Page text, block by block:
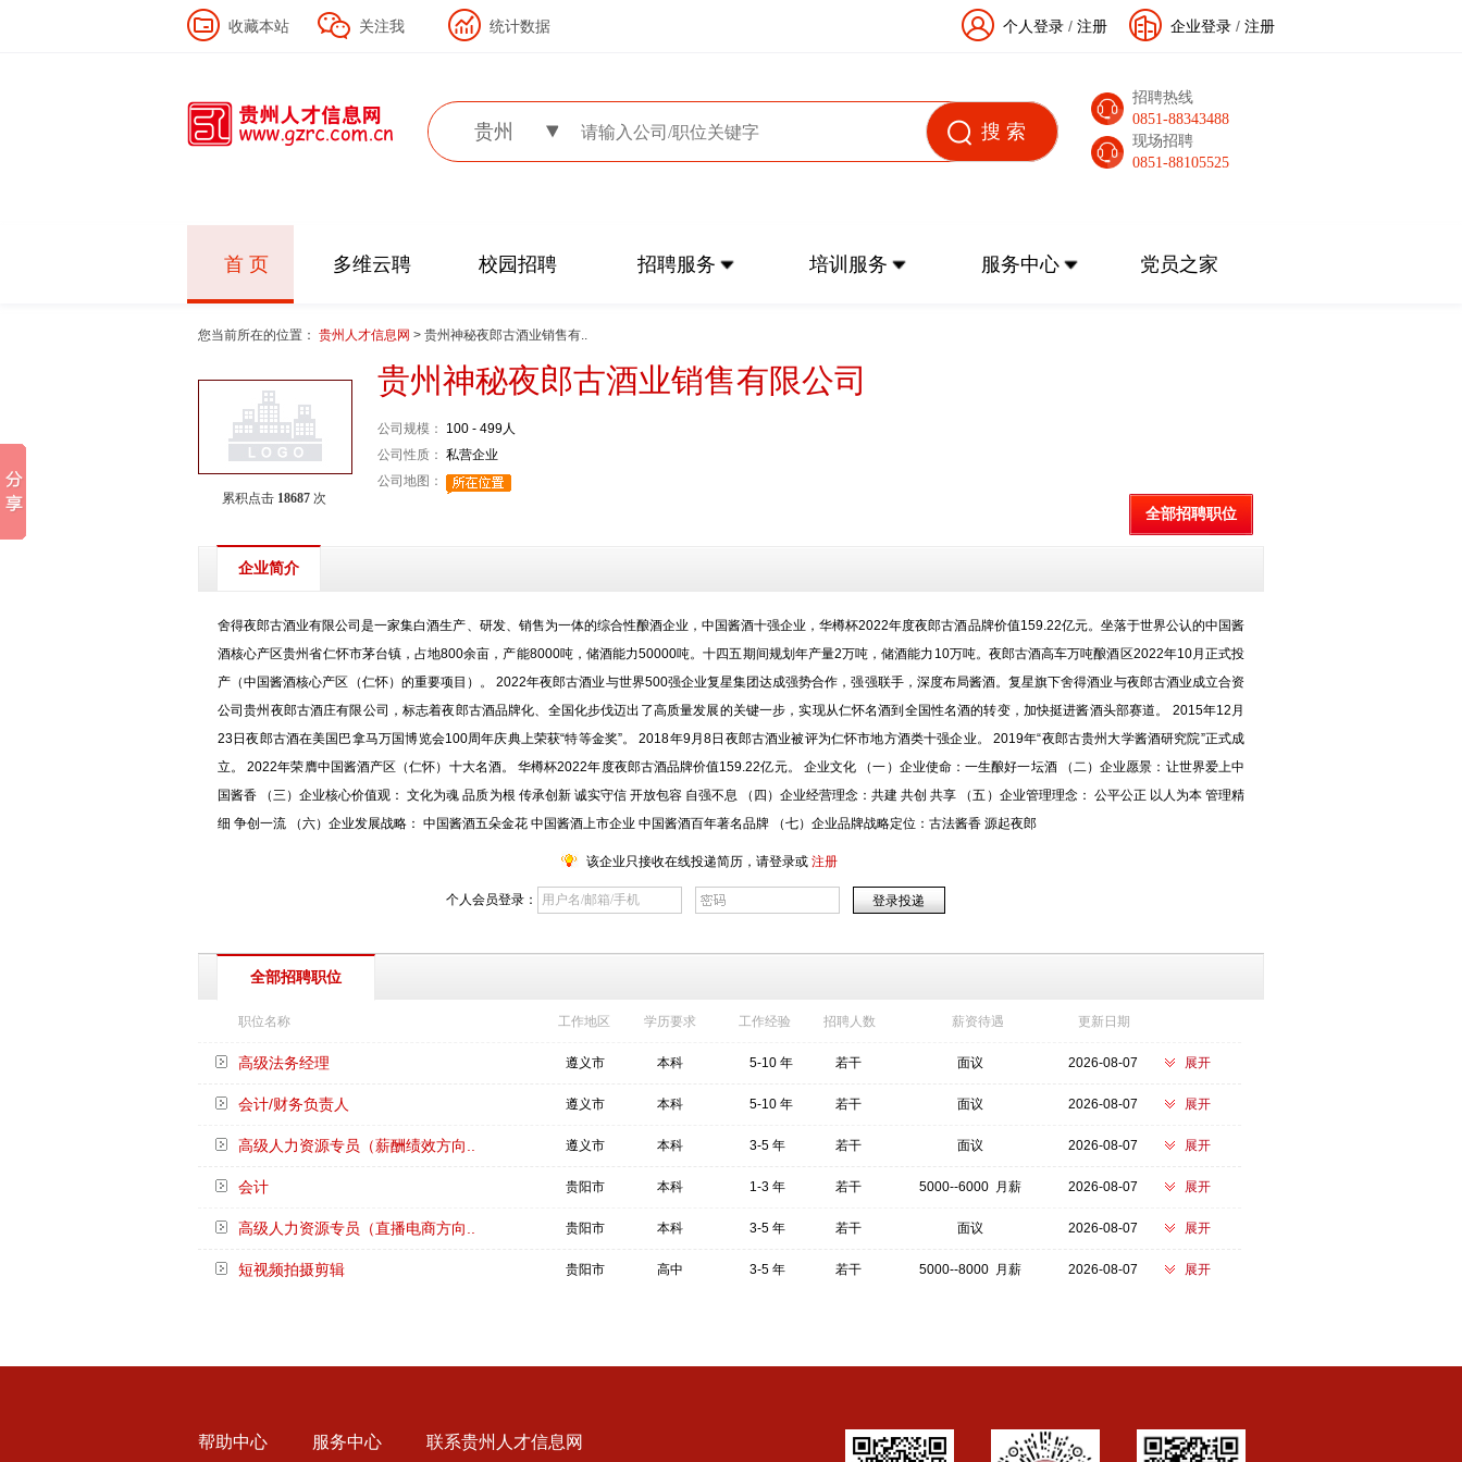
收藏本站 关注我 统计数据 企业登录 / 注册
个人登录 / 注册
贵州
招聘热线
0851-88343488
现场招聘
0851-88105525
首 页 多维云聘 校园招聘 招聘服务 培训服务 服务中心 党员之家
您当前所在的位置： 贵州人才信息网 > 贵州神秘夜郎古酒业销售有..
累积点击 18687 次
贵州神秘夜郎古酒业销售有限公司
公司规模：
100 - 499人
公司性质： 私营企业
公司地图：
全部招聘职位
企业简介
舍得夜郎古酒业有限公司是一家集白酒生产、研发、销售为一体的综合性酿酒企业，中国酱酒十强企业，华樽杯2022年度夜郎古酒品牌价值159.22亿元。坐落于世界公认的中国酱
酒核心产区贵州省仁怀市茅台镇，占地800余亩，产能8000吨，储酒能力50000吨。十四五期间规划年产量2万吨，储酒能力10万吨。夜郎古酒高车万吨酿酒区2022年10月正式投
产（中国酱酒核心产区（仁怀）的重要项目）。 2022年夜郎古酒业与世界500强企业复星集团达成强势合作，强强联手，深度布局酱酒。复星旗下舍得酒业与夜郎古酒业成立合资
公司贵州夜郎古酒庄有限公司，标志着夜郎古酒品牌化、全国化步伐迈出了高质量发展的关键一步，实现从仁怀名酒到全国性名酒的转变，加快挺进酱酒头部赛道。 2015年12月
23日夜郎古酒在美国巴拿马万国博览会100周年庆典上荣获“特等金奖”。 2018年9月8日夜郎古酒业被评为仁怀市地方酒类十强企业。 2019年“夜郎古贵州大学酱酒研究院”正式成
立。 2022年荣膺中国酱酒产区（仁怀）十大名酒。 华樽杯2022年度夜郎古酒品牌价值159.22亿元。 企业文化 （一）企业使命：一生酿好一坛酒 （二）企业愿景：让世界爱上中
国酱香 （三）企业核心价值观： 文化为魂 品质为根 传承创新 诚实守信 开放包容 自强不息 （四）企业经营理念：共建 共创 共享 （五）企业管理理念： 公平公正 以人为本 管理精
细 争创一流 （六）企业发展战略： 中国酱酒五朵金花 中国酱酒上市企业 中国酱酒百年著名品牌 （七）企业品牌战略定位：古法酱香 源起夜郎
该企业只接收在线投递简历，请登录或 注册
个人会员登录：
全部招聘职位
职位名称 工作地区 学历要求 工作经验 招聘人数 薪资待遇 更新日期
高级法务经理 遵义市 本科 5-10 年 若干 面议 2026-08-07 展开
会计/财务负责人 遵义市 本科 5-10 年 若干 面议 2026-08-07 展开
高级人力资源专员（薪酬绩效方向.. 遵义市 本科 3-5 年 若干 面议 2026-08-07 展开
会计 贵阳市 本科 1-3 年 若干 5000--6000 月薪 2026-08-07 展开
高级人力资源专员（直播电商方向.. 贵阳市 本科 3-5 年 若干 面议 2026-08-07 展开
短视频拍摄剪辑 贵阳市 高中 3-5 年 若干 5000--8000 月薪 2026-08-07 展开
帮助中心 服务中心 联系贵州人才信息网